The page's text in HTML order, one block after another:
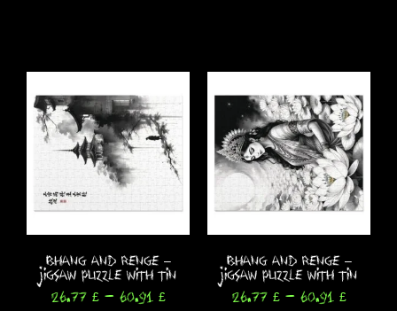
Bhang and Renge –
Jigsaw Puzzle with Tin
26.77 £ - 60.91 £
Bhang and Renge –
Jigsaw Puzzle with Tin
26.77 £ - 60.91 £